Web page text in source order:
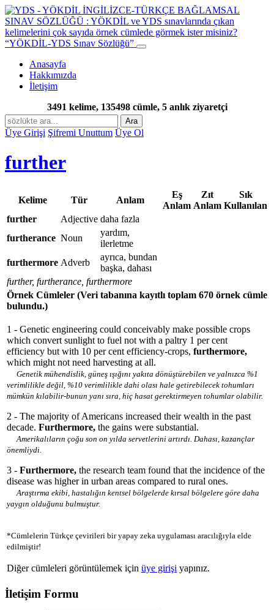
“YÖKDİL-YDS Sınav Sözlüğü”
Anasayfa
Hakkımızda
İletişim
3491 kelime, 135498 cümle, 5 anlık ziyaretçi
Ara
Üye Girişi Şifremi Unuttum Üye Ol
further
Kelime Tür Anlam
Eş
Anlam
Zıt
Anlam
Sık
Kullanılan
further
Adjective daha fazla
furtherance Noun
yardım,
ilerletme
furthermore Adverb
ayrıca, bundan
başka, dahası
further, furtherance, furthermore
Örnek Cümleler (Veri tabanına kayıtlı toplam 670 örnek cümle
bulundu.)
1 - Genetic engineering could conceivably make possible crops
which convert sunlight to fuel not with a paltry 1 per cent
efficiency but with 10 per cent efficiency-crops, furthermore,
which might not need harvesting at all.
Genetik mühendislik, güneş ışığını yakıta dönüştürebilen ve yalnızca %1
verimlilikle değil, %10 verimlilikle dahi olası hale getirebilecek tohumları
mümkün kılabilir-bunun yanı sıra, hiç hasat gerektirmeyen tohumlar olabilir.
2 - The majority of Americans increased their wealth in the past
decade. Furthermore, the gains were substantial.
Amerikalıların çoğu son on yılda servetlerini artırdı. Dahası, kazançlar
önemliydi.
3 - Furthermore, the research team found that the incidence of the
disease was higher in urban areas compared to rural ones.
Araştırma ekibi, hastalığın kentsel bölgelerde kırsal bölgelere göre daha
yaygın olduğunu bulmuştur.
*Cümlelerin Türkçe çevirileri bir yapay zeka uygulaması aracılığıyla elde
edilmiştir!
Diğer cümleleri görüntülemek için üye girişi yapınız.
İletişim Formu